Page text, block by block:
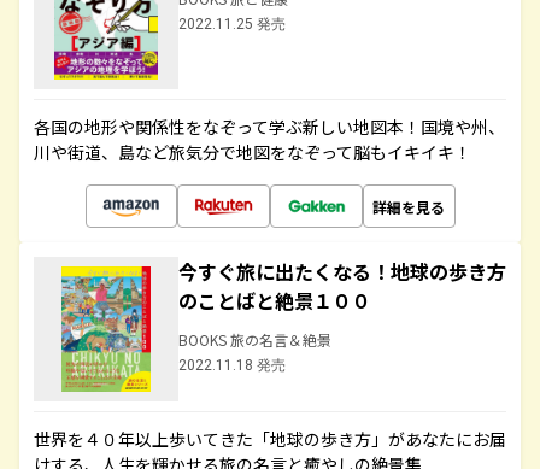
2022.11.25 発売
各国の地形や関係性をなぞって学ぶ新しい地図本！国境や州、
川や街道、島など旅気分で地図をなぞって脳もイキイキ！
詳細を見る
今すぐ旅に出たくなる！地球の歩き方
のことばと絶景１００
BOOKS 旅の名言＆絶景
2022.11.18 発売
世界を４０年以上歩いてきた「地球の歩き方」があなたにお届
けする、人生を輝かせる旅の名言と癒やしの絶景集